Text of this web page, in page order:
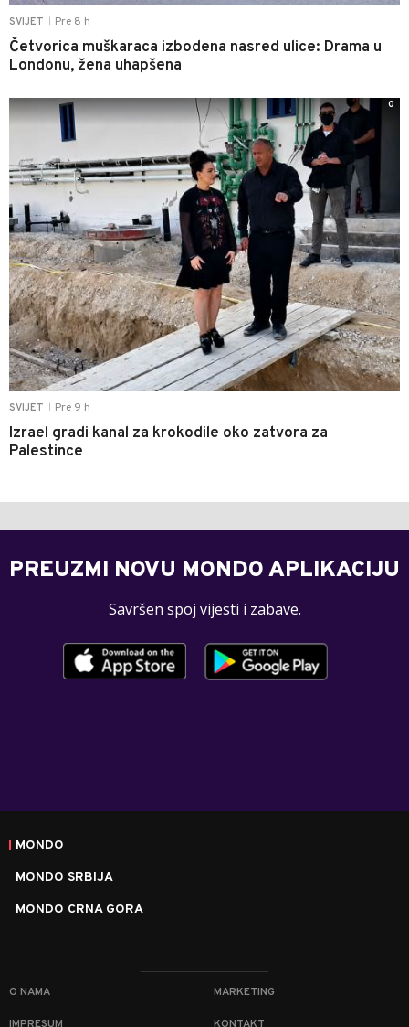
SVIJET Pre 8 h
Četvorica muškaraca izbodena nasred ulice: Drama u
Londonu, žena uhapšena
SVIJET Pre 9 h
Izrael gradi kanal za krokodile oko zatvora za
Palestince
0
PREUZMI NOVU MONDO APLIKACIJU
Savršen spoj vijesti i zabave.
MONDO
MONDO SRBIJA
MONDO CRNA GORA
O NAMA MARKETING